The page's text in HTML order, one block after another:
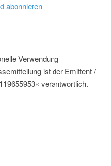
abonnieren
Verwendung
ist der Emittent /
verantwortlich.